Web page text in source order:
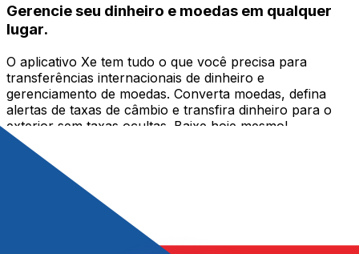
Gerencie seu dinheiro e moedas em qualquer
lugar.
O aplicativo Xe tem tudo o que você precisa para
transferências internacionais de dinheiro e
gerenciamento de moedas. Converta moedas, defina
alertas de taxas de câmbio e transfira dinheiro para o
exterior sem taxas ocultas. Baixe hoje mesmo!